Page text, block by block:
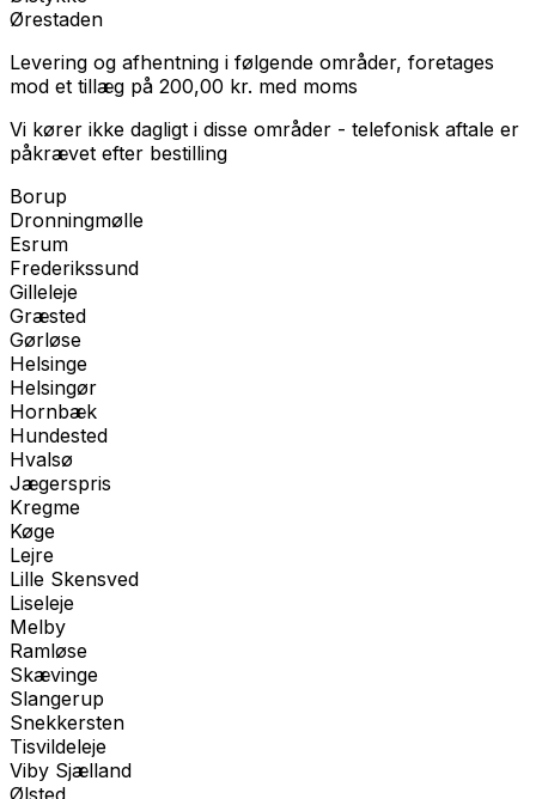
Ørestaden
Levering og afhentning i følgende områder, foretages
mod et tillæg på 200,00 kr. med moms
Vi kører ikke dagligt i disse områder - telefonisk aftale er
påkrævet efter bestilling
Borup
Dronningmølle
Esrum
Frederikssund
Gilleleje
Græsted
Gørløse
Helsinge
Helsingør
Hornbæk
Hundested
Hvalsø
Jægerspris
Kregme
Køge
Lejre
Lille Skensved
Liseleje
Melby
Ramløse
Skævinge
Slangerup
Snekkersten
Tisvildeleje
Viby Sjælland